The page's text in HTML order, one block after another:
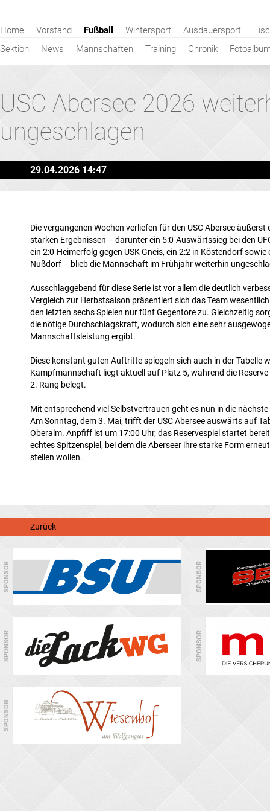
Navigation
Home Vorstand
Fußball
Sektion
News Mannschaften Training Chronik
Wintersport Ausdauersport
USC Abersee 2026
ungeschlagen
29.04.2026 14:47
Die vergangenen Wochen verliefen für den USC Aberseeäußerst
starken Ergebnissen – darunter ein 5:0-Auswärtssieg bei den
ein 2:0-Heimerfolg gegen USK Gneis, ein 2:2 in Köstendorf sowie
Nußdorf – blieb die Mannschaft im Frühjahr weiterhin
Ausschlaggebend für diese Serie ist vor allem die deutlich
Vergleich zur Herbstsaison präsentiert sich das Team
den letzten sechs Spielen nur fünf Gegentore zu. Gleichzeitig
die nötige Durchschlagskraft, wodurch sich eine sehr
Mannschaftsleistung ergibt.
Diese konstant guten Auftritte spiegeln sich auch in der Tabelle
Kampfmannschaft liegt aktuell auf Platz 5, während die
2. Rang belegt.
Mit entsprechend viel Selbstvertrauen geht es nun in die
Am Sonntag, dem 3. Mai, trifft der USC Abersee auswärts auf
Oberalm. Anpfiff ist um 17:00 Uhr, das Reservespiel startet
echtes Spitzenspiel, bei dem die Aberseer ihre starke Form
stellen wollen.
Zurück
SPONSOR SPONSOR
SPONSOR SPONSOR
SPONSOR